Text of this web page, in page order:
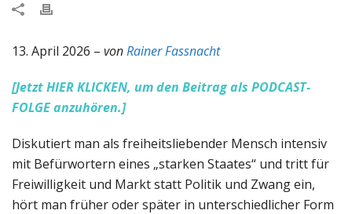
13. April 2026 – vonRainer Fassnacht
[Jetzt HIER KLICKEN, um den Beitrag als PODCAST-
FOLGE anzuhören.]
Diskutiert man als freiheitsliebender Mensch intensiv
mit Befürwortern eines „starken Staates“ und tritt für
Freiwilligkeit und Markt statt Politik und Zwang ein,
hört man früher oder später in unterschiedlicher Form